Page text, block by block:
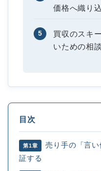
価格へ織り
5
買収のスキ
いための相
目次
第1章
売り手の「言
証する